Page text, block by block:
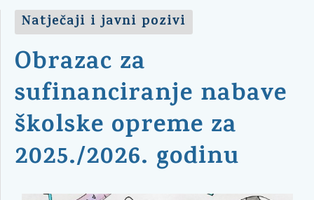
Natječaji i javni pozivi
Obrazac za
sufinanciranje nabave
školske opreme za
2025./2026. godinu